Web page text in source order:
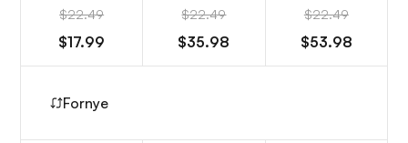
$22.49
$17.99
$22.49
$35.98
$22.49
$53.98
Fornye